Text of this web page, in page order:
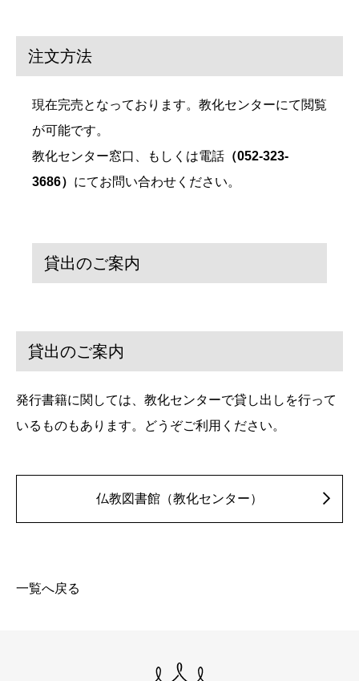
注文方法
現在完売となっております。教化センターにて閲覧
が可能です。
教化センター窓口、もしくは電話 （052-323-
3686） にてお問い合わせください。
貸出のご案内
貸出のご案内
発行書籍に関しては、教化センターで貸し出しを行って
いるものもあります。どうぞご利用ください。
仏教図書館（教化センター）
一覧へ戻る